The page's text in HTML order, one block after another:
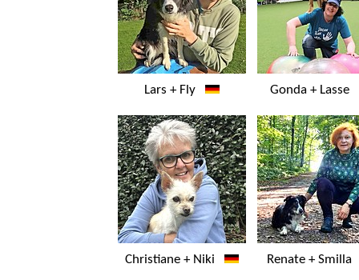
Lars + Fly Gonda + Lasse
Christiane + Niki Renate +